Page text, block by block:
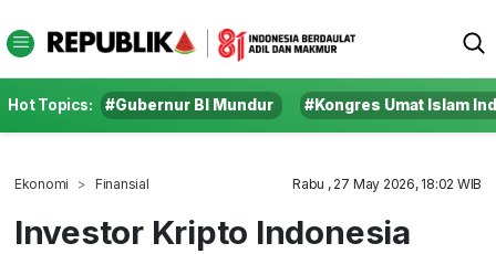
Hot Topics: #Gubernur BI Mundur #Kongres Umat Islam
Ekonomi Finansial Rabu , 27 May 2026, 18:02 WIB
Investor Kripto Indonesia